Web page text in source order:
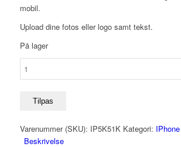
mobil.
Upload dine fotos eller logo samt tekst.
På lager
5/5sTilpas
Varenummer (SKU): IP5K51K Kategori:
Beskrivelse